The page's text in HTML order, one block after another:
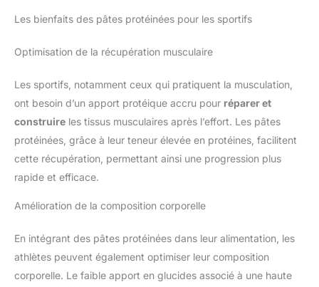
Les bienfaits des pâtes protéinées pour les sportifs
Optimisation de la récupération musculaire
Les sportifs, notamment ceux qui pratiquent la musculation,
ont besoin d’un apport protéique accru pour réparer et
construire les tissus musculaires après l’effort. Les pâtes
protéinées, grâce à leur teneur élevée en protéines, facilitent
cette récupération, permettant ainsi une progression plus
rapide et efficace.
Amélioration de la composition corporelle
En intégrant des pâtes protéinées dans leur alimentation, les
athlètes peuvent également optimiser leur composition
corporelle. Le faible apport en glucides associé à une haute